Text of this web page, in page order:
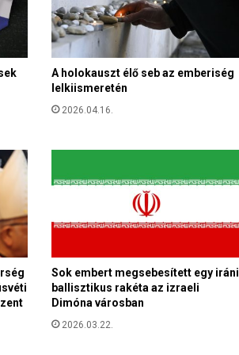
A holokauszt élő seb az emberiség
lelkiismeretén
2026.04.16.
Sok embert megsebesített egy iráni
ballisztikus rakéta az izraeli
Dimóna városban
2026.03.22.